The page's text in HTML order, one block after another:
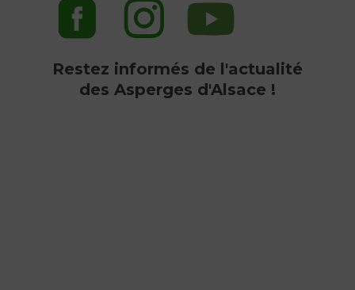
Restez informés de l'actualité
des Asperges d'Alsace !